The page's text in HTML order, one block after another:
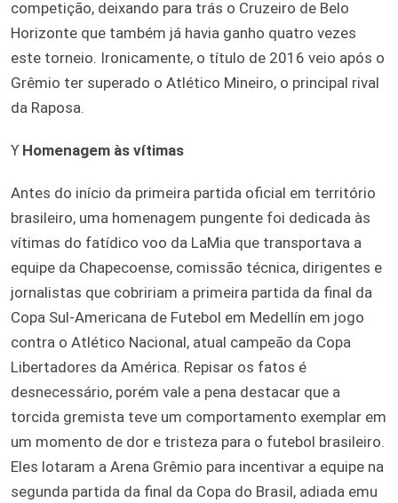
competição, deixando para trás o Cruzeiro de Belo
Horizonte que também já havia ganho quatro vezes
este torneio. Ironicamente, o título de 2016 veio após o
Grêmio ter superado o Atlético Mineiro, o principal rival
da Raposa.
ϒ Homenagem às vítimas
Antes do início da primeira partida oficial em território
brasileiro, uma homenagem pungente foi dedicada às
vítimas do fatídico voo da LaMia que transportava a
equipe da Chapecoense, comissão técnica, dirigentes e
jornalistas que cobririam a primeira partida da final da
Copa Sul-Americana de Futebol em Medellín em jogo
contra o Atlético Nacional, atual campeão da Copa
Libertadores da América. Repisar os fatos é
desnecessário, porém vale a pena destacar que a
torcida gremista teve um comportamento exemplar em
um momento de dor e tristeza para o futebol brasileiro.
Eles lotaram a Arena Grêmio para incentivar a equipe na
segunda partida da final da Copa do Brasil, adiada emu